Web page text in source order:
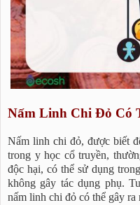
Nấm Linh Chi Đỏ Có
Nấm linh chi đỏ, được biết
trong y học cổ truyền,
độc hại, có thể sử dụng
không gây tác dụng phụ.
nấm linh chi đỏ có thể gây